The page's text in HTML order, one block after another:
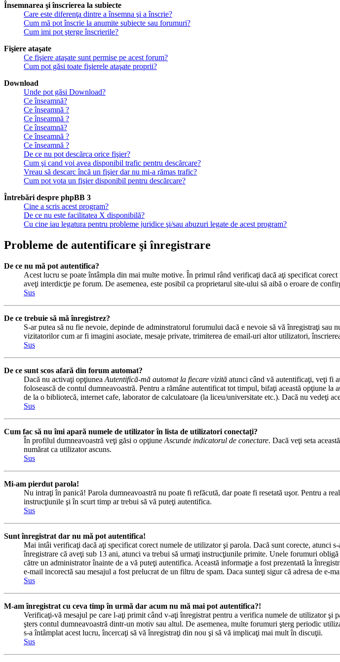
Însemnarea şi înscrierea la subiecte
Care este diferenţa dintre a însemna şi a înscrie?
Cum mă pot înscrie la anumite subiecte sau forumuri?
Cum imi pot şterge înscrierile?
Fişiere ataşate
Ce fişiere ataşate sunt permise pe acest forum?
Cum pot găsi toate fişierele ataşate proprii?
Download
Unde pot găsi Download?
Ce înseamnă?
Ce înseamnă ?
Ce înseamnă ?
Ce înseamnă?
Ce înseamnă ?
Ce înseamnă ?
De ce nu pot descărca orice fişier?
Cum şi cand voi avea disponibil trafic pentru descărcare?
Vreau să descarc încă un fişier dar nu mi-a rămas trafic?
Cum pot vota un fişier disponibil pentru descărcare?
Întrebări despre phpBB 3
Cine a scris acest program?
De ce nu este facilitatea X disponibilă?
Cu cine iau legatura pentru probleme juridice şi/sau abuzuri legate de acest program?
Probleme de autentificare şi înregistrare
De ce nu mă pot autentifica?
Acest lucru se poate întâmpla din mai multe motive. În primul rând verificaţi dacă aţi specificat
aveţi interdicţie pe forum. De asemenea, este posibil ca proprietarul site-ului să aibă o eroare de
Sus
De ce trebuie să mă înregistrez?
S-ar putea să nu fie nevoie, depinde de adminstratorul forumului dacă e nevoie să vă înregistraţi
vizitatorilor cum ar fi imagini asociate, mesaje private, trimiterea de email-uri altor utilizatori,
Sus
De ce sunt scos afară din forum automat?
Dacă nu activaţi opţiunea Autentifică-mă automat la fiecare vizită atunci când vă autentificaţi, veţi fi
folosească de contul dumneavoastră. Pentru a rămâne autentificat tot timpul, bifaţi această opţiune
de la o bibliotecă, internet cafe, laborator de calculatoare (la liceu/universitate etc.). Dacă nu vedeţi
Sus
Cum fac să nu îmi apară numele de utilizator în lista de utilizatori conectaţi?
În profilul dumneavoastră veţi găsi o opţiune Ascunde indicatorul de conectare. Dacă veţi seta
numărat ca utilizator ascuns.
Sus
Mi-am pierdut parola!
Nu intraţi în panică! Parola dumneavoastră nu poate fi refăcută, dar poate fi resetată uşor. Pentru a
instrucţiunile şi în scurt timp ar trebui să vă puteţi autentifica.
Sus
Sunt înregistrat dar nu mă pot autentifica!
Mai intâi verificaţi dacă aţi specificat corect numele de utilizator şi parola. Dacă sunt corecte, atunci
înregistrare că aveţi sub 13 ani, atunci va trebui să urmaţi instrucţiunile primite. Unele forumuri
către un administrator înainte de a vă puteţi autentifica. Această informaţie a fost prezentată la
e-mail incorectă sau mesajul a fost prelucrat de un filtru de spam. Daca sunteţi sigur că adresa de e-
Sus
M-am înregistrat cu ceva timp în urmă dar acum nu mă mai pot autentifica?!
Verificaţi-vă mesajul pe care l-aţi primit când v-aţi înregistrat pentru a verifica numele de utilizator şi
şters contul dumneavoastră dintr-un motiv sau altul. De asemenea, multe forumuri şterg periodic
s-a întâmplat acest lucru, încercaţi să vă înregistraţi din nou şi să vă implicaţi mai mult în discuţii.
Sus